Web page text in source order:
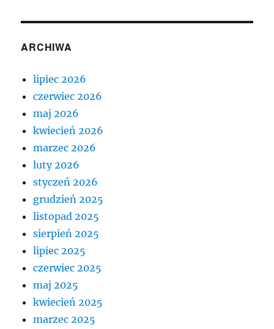
ARCHIWA
lipiec 2026
czerwiec 2026
maj 2026
kwiecień 2026
marzec 2026
luty 2026
styczeń 2026
grudzień 2025
listopad 2025
sierpień 2025
lipiec 2025
czerwiec 2025
maj 2025
kwiecień 2025
marzec 2025